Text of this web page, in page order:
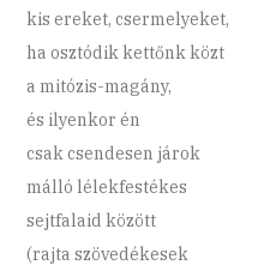
kis ereket, csermelyeket,
ha osztódik kettőnk közt
a mitózis-magány,
és ilyenkor én
csak csendesen járok
málló lélekfestékes
sejtfalaid között
(rajta szövedékesek